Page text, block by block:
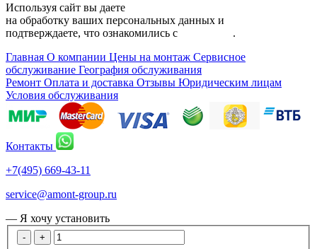
Используя сайт вы даете
на обработку ваших персональных данных и
подтверждаете, что ознакомились с
.
Главная О компании Цены на монтаж Сервисное
обслуживание География обслуживания
Ремонт Оплата и доставка Отзывы Юридическим лицам
Условия обслуживания
Контакты
+7(495) 669-43-11
service@amont-group.ru
— Я хочу установить
- +